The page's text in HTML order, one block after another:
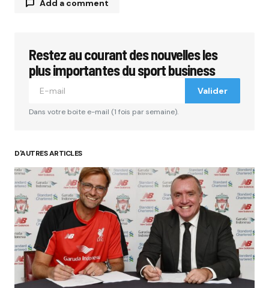
Add a comment
Votre adresse e-mail ne sera pas publiée.Les
champs obligatoires sont indiqués avec*
Your Name*
Your E-mail*
Submit Comment
Restez au courant des nouvelles les
plus importantes du sport business
Valider
Dans votre boite e-mail (1 fois par semaine).
D'AUTRES ARTICLES